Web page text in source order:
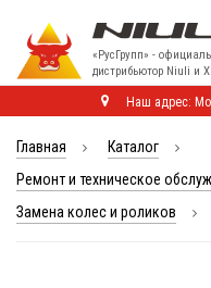
«РусГрупп» -
диcтрибьютор Niuli и
Наш адрес:
Главная
Каталог
Ремонт и техническое
Замена колес и роликов